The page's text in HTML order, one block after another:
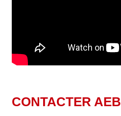
CONTACTER AEB